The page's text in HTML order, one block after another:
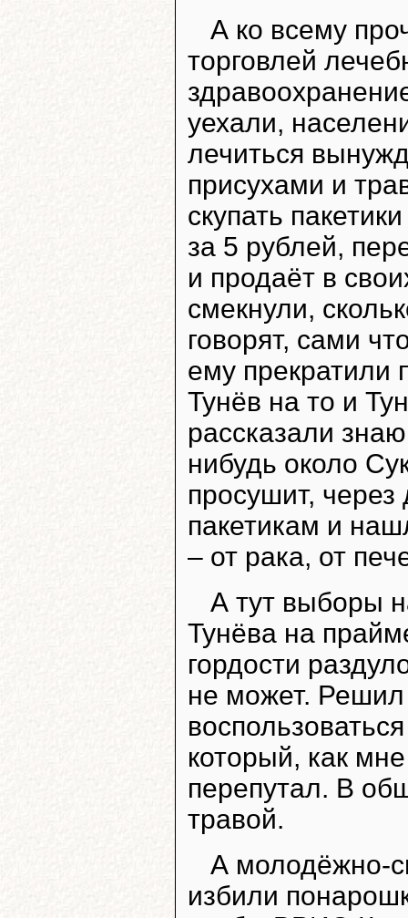
А ко всему
торговлей
уехали,
лечиться
присухами и
скупать
за 5 рублей,
и продаёт в
смекнули,
говорят, сами
ему прекратили
Тунёв на то и
рассказали
нибудь около
просушит, через
пакетикам и
– от рака, от
А тут выборы
Тунёва на
гордости
не может. Решил
который, как
перепутал. В
травой.
А молодёжно-
избили